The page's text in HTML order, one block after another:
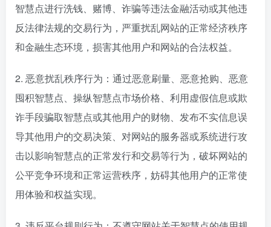
智慧点进行洗钱、赌博、诈骗等违法金融活动或其他违
反法律法规的交易行为，严重扰乱网站的正常经济秩序
和金融生态环境，损害其他用户和网站的合法权益。
2. 恶意扰乱秩序行为：通过恶意刷量、恶意抢购、恶意
囤积智慧点、操纵智慧点市场价格、利用虚假信息或欺
诈手段骗取智慧点或其他用户的财物、发布不实信息误
导其他用户的交易决策、对网站的服务器或系统进行攻
击以影响智慧点的正常发行和交易等行为，破坏网站的
公平竞争环境和正常运营秩序，妨碍其他用户的正常使
用体验和权益实现。